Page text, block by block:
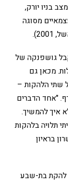
בניו יורק,
מסוגה
גושפנקה של
מכאן גם
שתי הלהקות –
"אחד הדברים
איך להמשיך.
תלויה בלהקות
בראיון
להקת בת-שבע